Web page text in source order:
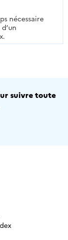
nécessaire
suivre toute